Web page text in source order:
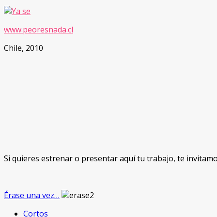
www.peoresnada.cl
Chile, 2010
Si quieres estrenar o presentar aquí tu trabajo, te
Érase una vez…
Cortos